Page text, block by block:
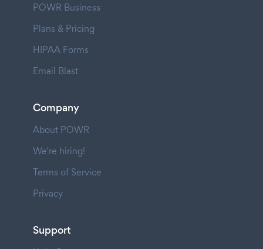
POWR Business
Plans & Pricing
HIPAA Forms
Email Blast
Company
About POWR
We're hiring!
Terms of Service
Privacy
Support